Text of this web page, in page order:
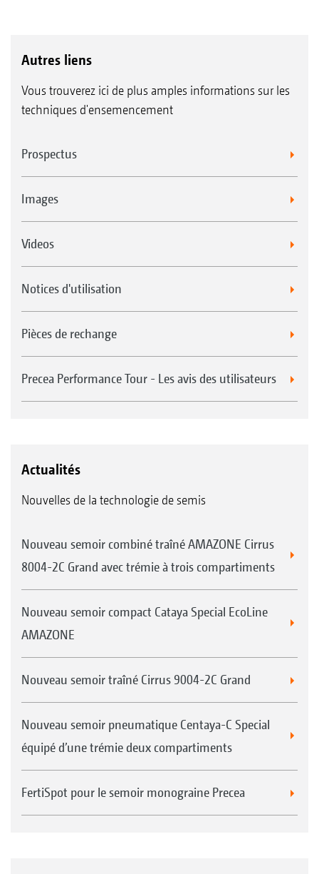
Autres liens
Vous trouverez ici de plus amples informations sur les
techniques d'ensemencement
Prospectus
Images
Videos
Notices d'utilisation
Pièces de rechange
Precea Performance Tour - Les avis des utilisateurs
Actualités
Nouvelles de la technologie de semis
Nouveau semoir combiné traîné AMAZONE Cirrus
8004-2C Grand avec trémie à trois compartiments
Nouveau semoir compact Cataya Special EcoLine
AMAZONE
Nouveau semoir traîné Cirrus 9004-2C Grand
Nouveau semoir pneumatique Centaya-C Special
équipé d’une trémie deux compartiments
FertiSpot pour le semoir monograine Precea